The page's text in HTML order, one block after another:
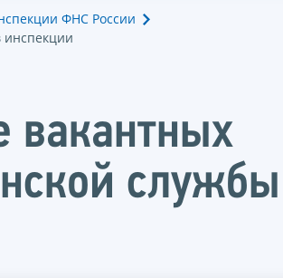
ФНС России
инспекции
вакантных
службы